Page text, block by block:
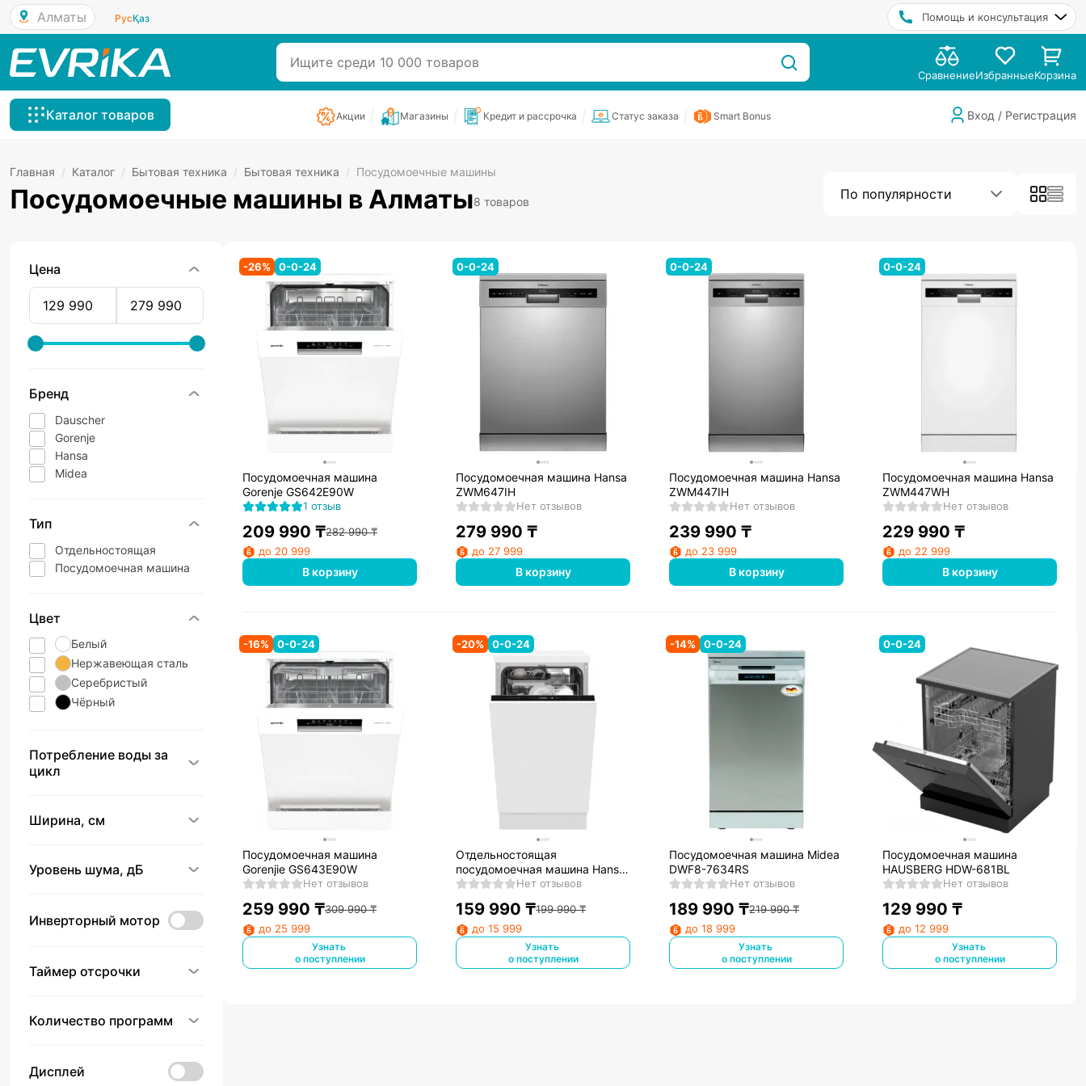
Алматы РусҚаз Помощь и консультация
СравнениеИзбранныеКорзина
Каталог товаров Акции Магазины Кредит и рассрочка Статус заказа Smart Bonus Вход / Регистрация
Главная / Каталог / Бытовая техника / Бытовая техника / Посудомоечные машины
Посудомоечные машины в Алматы8 товаров По популярности
Цена
Бренд
Dauscher
Gorenje
Hansa
Midea
Тип
Отдельностоящая
Посудомоечная машина
Цвет
Белый
Нержавеющая сталь
Серебристый
Чёрный
Потребление воды за
цикл
Ширина, см
Уровень шума, дБ
Инверторный мотор
Таймер отсрочки
Количество программ
Дисплей
-26% 0-0-24
Посудомоечная машина
Gorenje GS642E90W
1 отзыв
209 990 ₸282 990₸
до 20 999
В корзину
0-0-24
Посудомоечная машина Hansa
ZWM647IH
Нет отзывов
279 990 ₸
до 27 999
В корзину
0-0-24
Посудомоечная машина Hansa
ZWM447IH
Нет отзывов
239 990 ₸
до 23 999
В корзину
0-0-24
Посудомоечная машина Hansa
ZWM447WH
Нет отзывов
229 990 ₸
до 22 999
В корзину
-16% 0-0-24
Посудомоечная машина
Gorenjie GS643E90W
Нет отзывов
259 990 ₸309 990₸
до 25 999
Узнать
о поступлении
-20% 0-0-24
Отдельностоящая
посудомоечная машина Hansa
ZIM435KH Нет отзывов
159 990 ₸199 990₸
до 15 999
Узнать
о поступлении
-14% 0-0-24
Посудомоечная машина Midea
DWF8-7634RS
Нет отзывов
189 990 ₸219 990₸
до 18 999
Узнать
о поступлении
0-0-24
Посудомоечная машина
HAUSBERG HDW-681BL
Нет отзывов
129 990 ₸
до 12 999
Узнать
о поступлении